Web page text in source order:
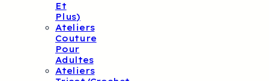
Et
Plus)
Ateliers
Couture
Pour
Adultes
Ateliers